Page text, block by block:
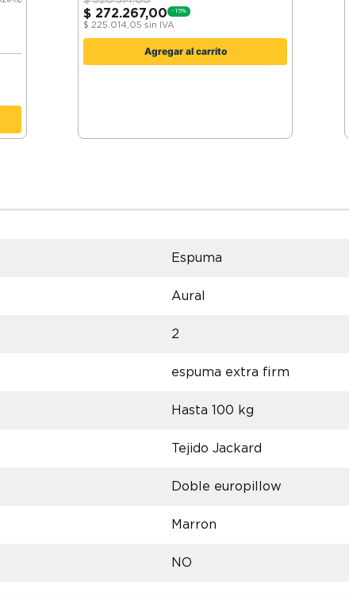
$ 272.267,00 -15%
$ 225.014,05 sin IVA
Agregar al carrito
Espuma
Aural
2
espuma extra firm
Hasta 100 kg
Tejido Jackard
Doble europillow
Marron
NO